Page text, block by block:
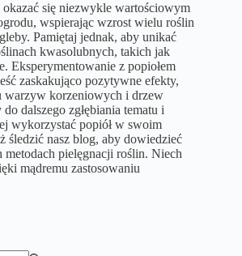
okazać się niezwykle wartościowym
wspierając wzrost wielu roślin
Pamiętaj jednak, aby unikać
kwasolubnych, takich jak
Eksperymentowanie z popiołem
zaskakująco pozytywne efekty,
warzyw korzeniowych i drzew
dalszego zgłębiania tematu i
wykorzystać popiół w swoim
śledzić nasz blog, aby dowiedzieć
metodach pielęgnacji roślin. Niech
mądremu zastosowaniu